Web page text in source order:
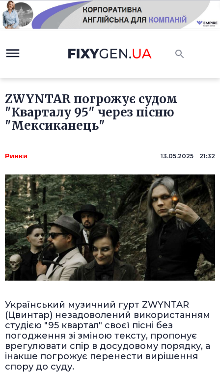
ZWYNTAR погрожує судом
"Кварталу 95" через пісню
"Мексиканець"
Ринки 13.05.2025 21:32
Український музичний гурт ZWYNTAR
(Цвинтар) незадоволений використанням
студією "95 квартал" своєї пісні без
погодження зі зміною тексту, пропонує
врегулювати спір в досудовому порядку, а
інакше погрожує перенести вирішення
спору до суду.